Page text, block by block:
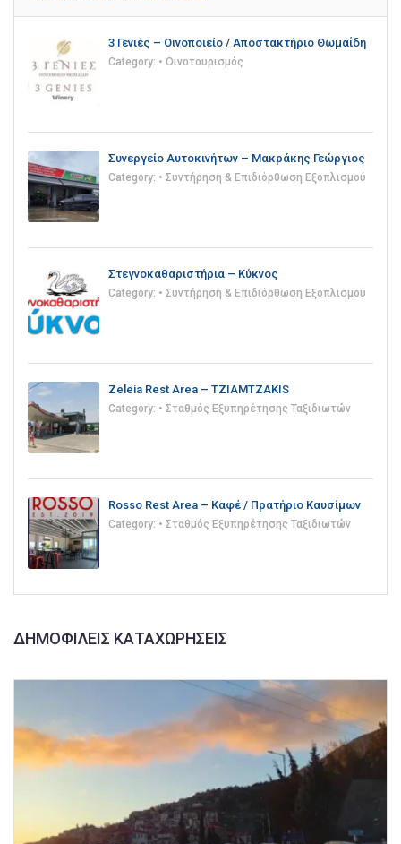
3 Γενιές – Οινοποιείο / Αποστακτήριο Θωμαΐδη
Category: • Οινοτουρισμός
Συνεργείο Αυτοκινήτων – Μακράκης Γεώργιος
Category: • Συντήρηση & Επιδιόρθωση Εξοπλισμού
Στεγνοκαθαριστήρια – Κύκνος
Category: • Συντήρηση & Επιδιόρθωση Εξοπλισμού
Zeleia Rest Area – TZIAMTZAKIS
Category: • Σταθμός Εξυπηρέτησης Ταξιδιωτών
Rosso Rest Area – Καφέ / Πρατήριο Καυσίμων
Category: • Σταθμός Εξυπηρέτησης Ταξιδιωτών
ΔΗΜΟΦΙΛΕΊΣ ΚΑΤΑΧΩΡΉΣΕΙΣ